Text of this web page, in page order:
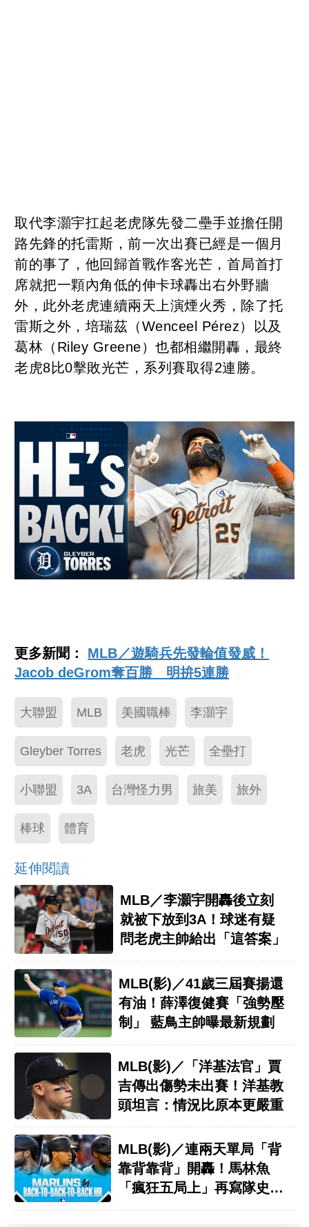
取代李灝宇扛起老虎隊先發二壘手並擔任開
路先鋒的托雷斯，前一次出賽已經是一個月
前的事了，他回歸首戰作客光芒，首局首打
席就把一顆內角低的伸卡球轟出右外野牆
外，此外老虎連續兩天上演煙火秀，除了托
雷斯之外，培瑞茲（Wenceel Pérez）以及
葛林（Riley Greene）也都相繼開轟，最終
老虎8比0擊敗光芒，系列賽取得2連勝。
更多新聞： MLB／遊騎兵先發輪值發威！
Jacob deGrom奪百勝 明拚5連勝
大聯盟 MLB 美國職棒 李灝宇
Gleyber Torres 老虎 光芒 全壘打
小聯盟 3A 台灣怪力男 旅美 旅外
棒球 體育
延伸閱讀
MLB／李灝宇開轟後立刻
就被下放到3A！球迷有疑
問老虎主帥給出「這答案」
MLB(影)／41歲三屆賽揚還
有油！薛澤復健賽「強勢壓
制」 藍鳥主帥曝最新規劃
MLB(影)／「洋基法官」賈
吉傳出傷勢未出賽！洋基教
頭坦言：情況比原本更嚴重
MLB(影)／連兩天單局「背
靠背靠背」開轟！馬林魚
「瘋狂五局上」再寫隊史紀